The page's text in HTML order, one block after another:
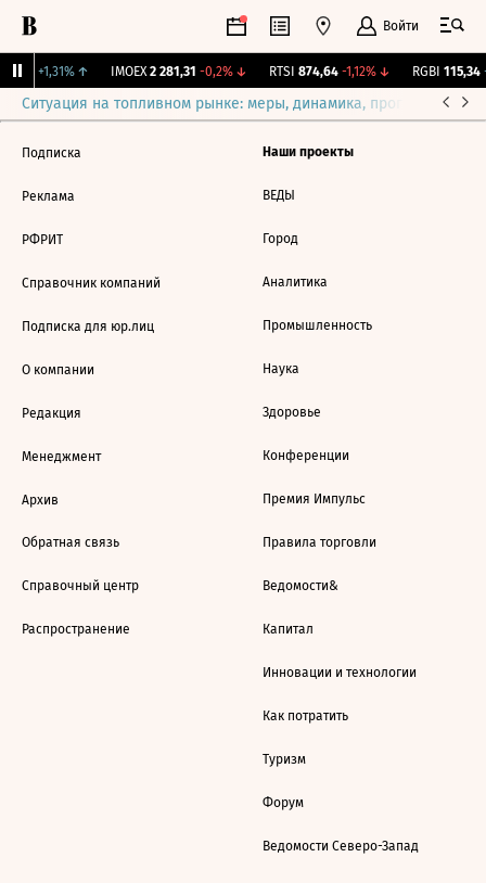
Войти
+1,31%↑ IMOEX 2 281,31 -0,2%↓ RTSI 874,64 -1,12%↓ RGBI 115,34
Ситуация на топливном рынке: меры, динамика, прогнозы
Подписка
Реклама
РФРИТ
Справочник компаний
Подписка для юр.лиц
О компании
Редакция
Менеджмент
Архив
Обратная связь
Справочный центр
Распространение
Наши проекты
ВЕДЫ
Город
Аналитика
Промышленность
Наука
Здоровье
Конференции
Премия Импульс
Правила торговли
Ведомости&
Капитал
Инновации и технологии
Как потратить
Туризм
Форум
Ведомости Северо-Запад